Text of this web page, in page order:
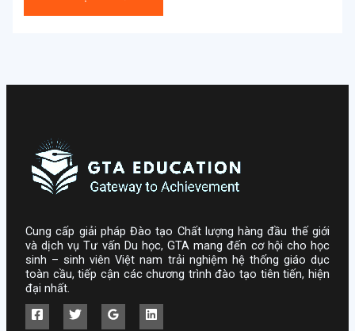
Cung cấp giải pháp Đào tạo Chất lượng hàng đầu thế giới
và dịch vụ Tư vấn Du học, GTA mang đến cơ hội cho học
sinh – sinh viên Việt nam trải nghiệm hệ thống giáo dục
toàn cầu, tiếp cận các chương trình đào tạo tiên tiến, hiện
đại nhất.